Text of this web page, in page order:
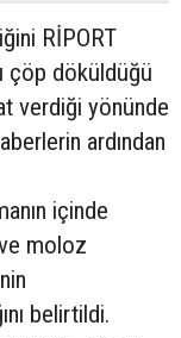
RİPORT
çöp döküldüğü
verdiği yönünde
ardından
içinde
moloz
belirtildi.